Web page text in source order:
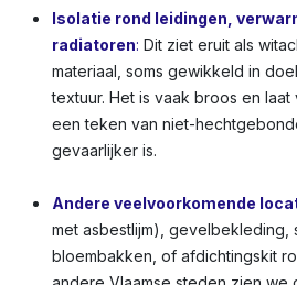
Isolatie rond leidingen,
radiatoren:Dit ziet eruit als
materiaal, soms gewikkeld in
textuur. Het is vaak broos en laat